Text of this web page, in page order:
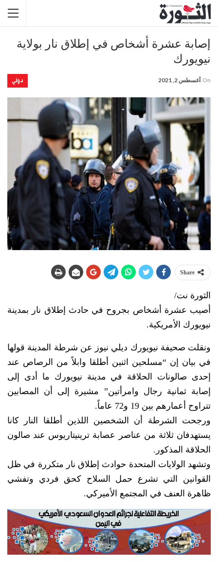
إصابة عشرة أشخاص في إطلاق نار بولاية
نيويورك
دولي On أغسطس 2, 2021
Share
الثورة نت/
أصيب عشرة أشخاص بجروح في حادث إطلاق نار بمدينة
نيويورك الأمريكية.
ونقلت صحيفة نيويورك ديلي نيوز عن شرطة المدينة قولها
في بيان إن “مسلحين اثنين أطلقا وابلاً من الرصاص عند
إحدى صالونات الحلاقة في مدينة نيويورك ما أدى إلى
إصابة ثمانية رجال وامرأتين” مشيرة إلى أن المصابين
تتراوح أعمارهم بين 19 و72 عاماً.
ورجحت الشرطة أن الشخصين اللذين أطلقا النار كانا
يستهدفان ثلاثة من عناصر عصابة ترينيتاريوس عند صالون
الحلاقة المذكور.
وتشهد الولايات المتحدة حوادث إطلاق نار متكررة في ظل
القوانين التي تشرع حمل السلاح كحق فردي وتفشي
ظاهرة العنف في المجتمع الأميركي.